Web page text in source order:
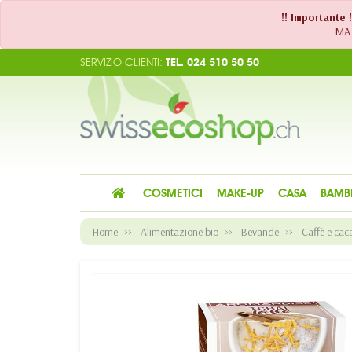
!! Importante
SERVIZIO CLIENTI: TEL. 024 510 50 50
COSMETICI MAKE-UP CASA
Home Alimentazione bio Bevande Caffè e